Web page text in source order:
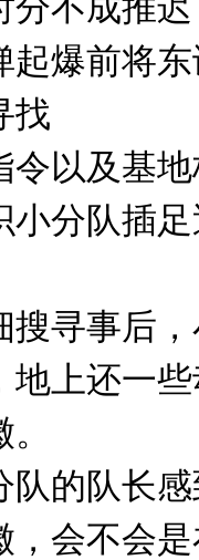
起爆前将
找
令以及基
小分队插
搜寻事后
地上还一
队的队长
，会不会